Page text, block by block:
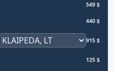
549 $
440 $
915 $
125 $